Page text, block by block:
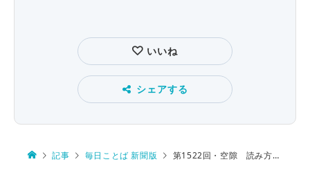
いいね
シェアする
記事 毎日ことば 新聞版 第1522回・空隙 読み方は…